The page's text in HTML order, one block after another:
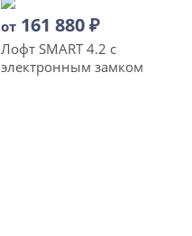
от 161 880₽
Лофт SMART 4.2 с
электронным замком